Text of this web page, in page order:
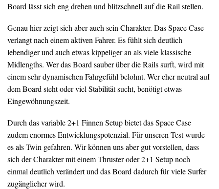
Board lässt sich eng drehen und blitzschnell auf die Rail stellen.
Genau hier zeigt sich aber auch sein Charakter. Das Space Case
verlangt nach einem aktiven Fahrer. Es fühlt sich deutlich
lebendiger und auch etwas kippeliger an als viele klassische
Midlengths. Wer das Board sauber über die Rails surft, wird mit
einem sehr dynamischen Fahrgefühl belohnt. Wer eher neutral auf
dem Board steht oder viel Stabilität sucht, benötigt etwas
Eingewöhnungszeit.
Durch das variable 2+1 Finnen Setup bietet das Space Case
zudem enormes Entwicklungspotenzial. Für unseren Test wurde
es als Twin gefahren. Wir können uns aber gut vorstellen, dass
sich der Charakter mit einem Thruster oder 2+1 Setup noch
einmal deutlich verändert und das Board dadurch für viele Surfer
zugänglicher wird.